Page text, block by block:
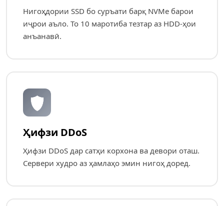
Нигоҳдории SSD бо суръати барқ NVMe барои
иҷрои аъло. То 10 маротиба тезтар аз HDD-ҳои
анъанавӣ.
🛡️
Ҳифзи DDoS
Ҳифзи DDoS дар сатҳи корхона ва девори оташ.
Сервери худро аз ҳамлаҳо эмин нигоҳ доред.